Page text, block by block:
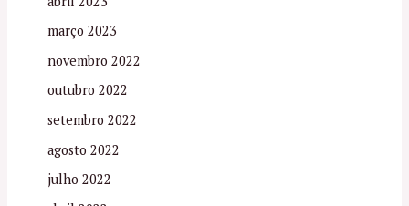
março 2023
novembro 2022
outubro 2022
setembro 2022
agosto 2022
julho 2022